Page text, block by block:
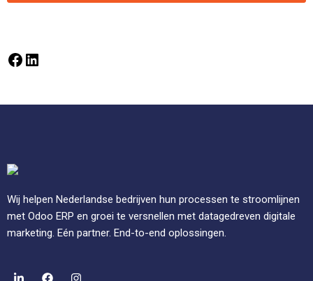
Wij helpen Nederlandse bedrijven hun processen te stroomlijnen
met Odoo ERP en groei te versnellen met datagedreven digitale
marketing. Eén partner. End-to-end oplossingen.